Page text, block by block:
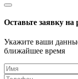
Оставьте заявку на
Укажите ваши
ближайшее время